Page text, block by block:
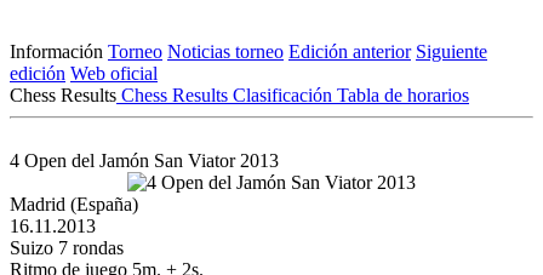
Información Torneo Noticias torneo Edición anterior Siguiente
edición Web oficial
Chess Results Chess Results Clasificación Tabla de horarios
4 Open del Jamón San Viator 2013
Madrid (España)
16.11.2013
Suizo 7 rondas
Ritmo de juego 5m. + 2s.